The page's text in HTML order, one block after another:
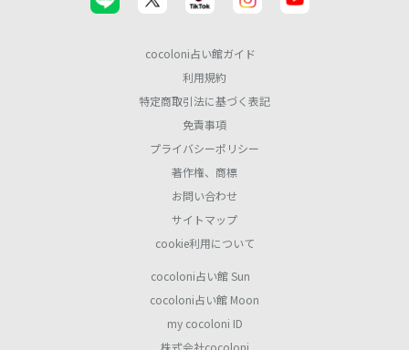
cocoloni占い館ガイド
利用規約
特定商取引法に基づく表記
免責事項
プライバシーポリシー
著作権、商標
お問い合わせ
サイトマップ
cookie利用について
cocoloni占い館 Sun
cocoloni占い館 Moon
my cocoloni ID
株式会社cocoloni